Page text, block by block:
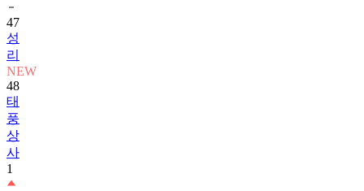
47
성
리
NEW
48
태
풍
상
사
1